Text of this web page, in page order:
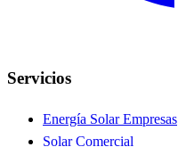
Servicios
Energía Solar Empresas
Solar Comercial